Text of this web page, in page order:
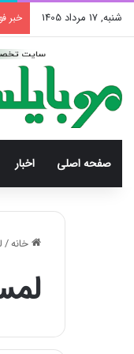
شنبه, 17 مرداد 1405 خبر
صفحه اصلی اخبار
خانه/